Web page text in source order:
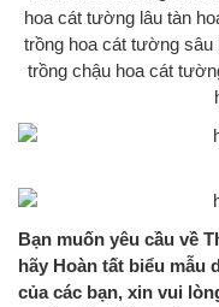
Bạn muốn yêu cầu về
hãy Hoàn tất biểu
của các bạn, xin vui